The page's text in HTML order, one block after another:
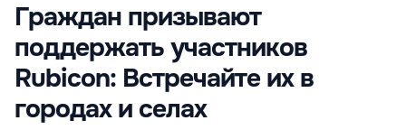
Граждан призывают
поддержать участников
Rubicon: Встречайте их в
городах и селах